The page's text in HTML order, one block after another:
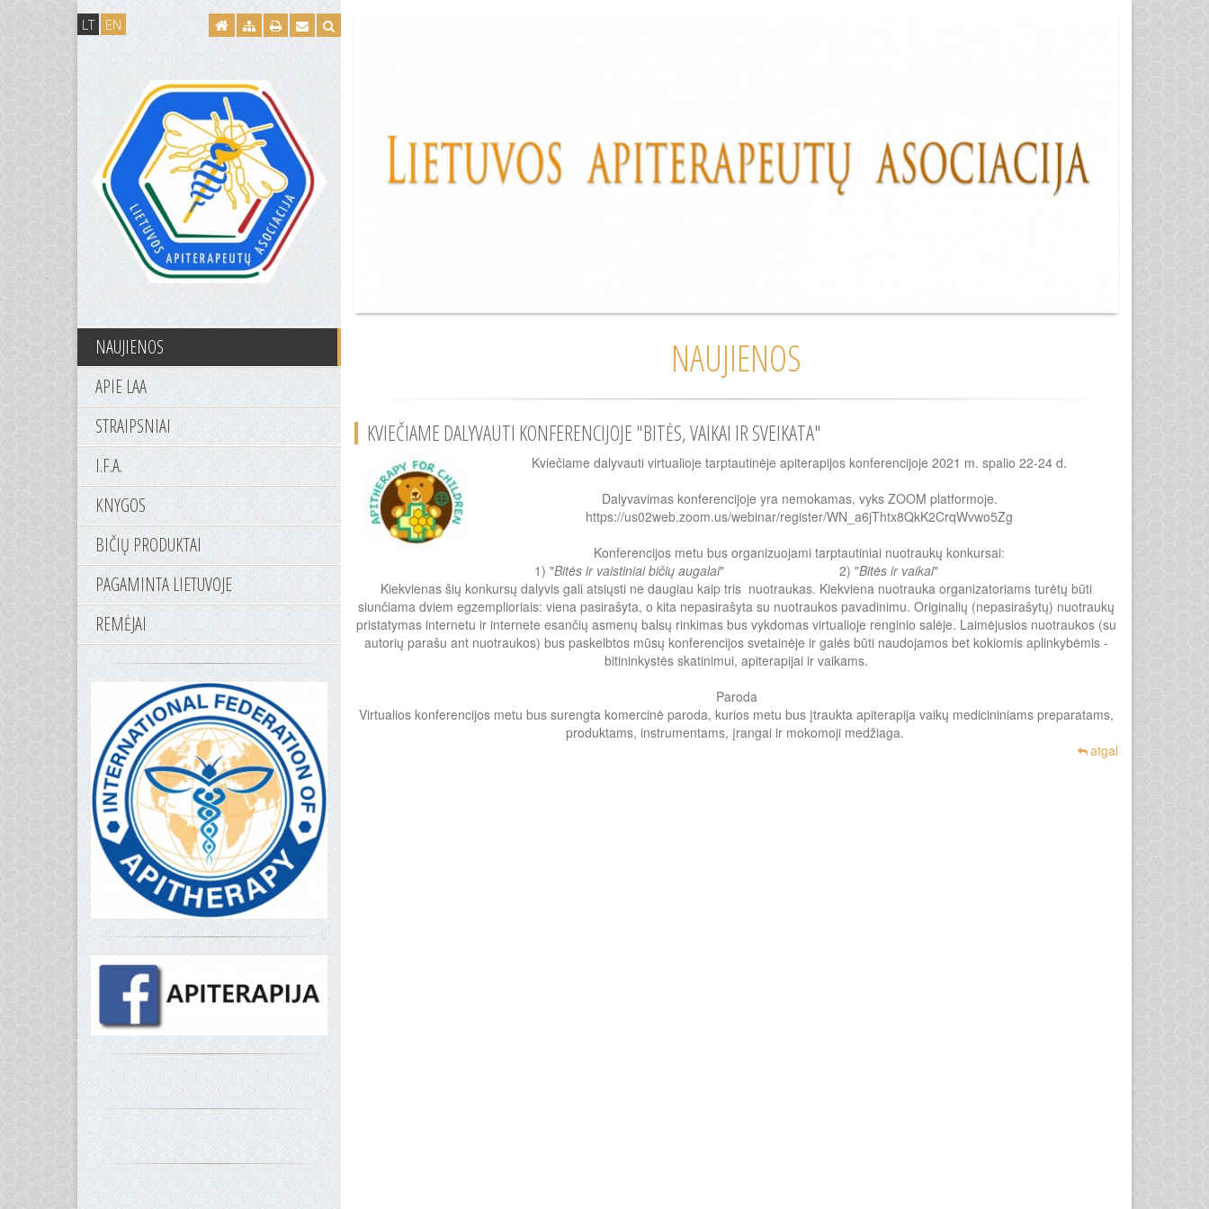
LT EN
NAUJIENOS
APIE LAA
STRAIPSNIAI
I.F.A.
KNYGOS
BIČIŲ PRODUKTAI
PAGAMINTA LIETUVOJE
REMĖJAI
NAUJIENOS
KVIEČIAME DALYVAUTI KONFERENCIJOJE "BITĖS, VAIKAI IR SVEIKATA"
Kviečiame dalyvauti virtualioje tarptautinėje apiterapijos konferencijoje 2021 m. spalio 22-24 d.
Dalyvavimas konferencijoje yra nemokamas, vyks ZOOM platformoje.
https://us02web.zoom.us/webinar/register/WN_a6jThtx8QkK2CrqWvwo5Zg
Konferencijos metu bus organizuojami tarptautiniai nuotraukų konkursai:
1) "Bitės ir vaistiniai bičių augalai" 2) "Bitės ir vaikai"
Kiekvienas šių konkursų dalyvis gali atsiųsti ne daugiau kaip tris nuotraukas. Kiekviena nuotrauka organizatoriams turėtų būti
siunčiama dviem egzemplioriais: viena pasirašyta, o kita nepasirašyta su nuotraukos pavadinimu. Originalių (nepasirašytų) nuotraukų
pristatymas internetu ir internete esančių asmenų balsų rinkimas bus vykdomas virtualioje renginio salėje. Laimėjusios nuotraukos (su
autorių parašu ant nuotraukos) bus paskelbtos mūsų konferencijos svetainėje ir galės būti naudojamos bet kokiomis aplinkybėmis -
bitininkystės skatinimui, apiterapijai ir vaikams.
Paroda
Virtualios konferencijos metu bus surengta komercinė paroda, kurios metu bus įtraukta apiterapija vaikų medicininiams preparatams,
produktams, instrumentams, įrangai ir mokomoji medžiaga.
atgal